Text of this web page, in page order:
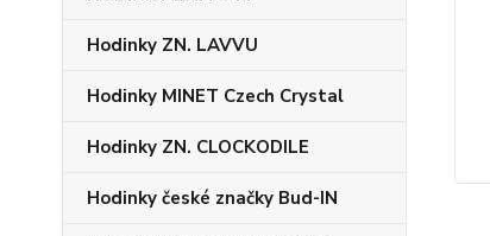
Hodinky ZN. LAVVU
Hodinky MINET Czech Crystal
Hodinky ZN. CLOCKODILE
Hodinky české značky Bud-IN